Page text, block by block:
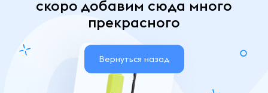
скоро добавим сюда много
прекрасного
Вернуться назад